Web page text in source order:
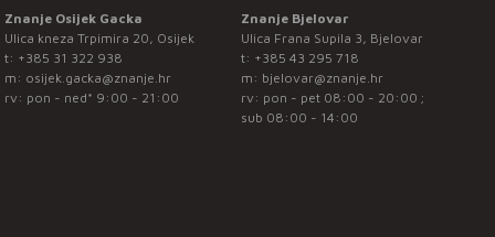
Znanje Osijek Gacka
Ulica kneza Trpimira 20, Osijek
t: +385 31 322 938
m: osijek.gacka@znanje.hr
rv: pon - ned* 9:00 - 21:00
Znanje Bjelovar
Ulica Frana Supila 3, Bjelovar
t: +385 43 295 718
m: bjelovar@znanje.hr
rv: pon - pet 08:00 - 20:00 ;
sub 08:00 - 14:00